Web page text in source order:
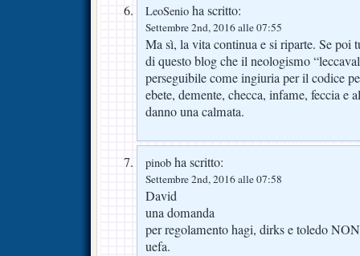
LeoSenio ha scritto:
Settembre 2nd, 2016 alle 07:55
Ma sì, la vita continua e si riparte. Se poi
di questo blog che il neologismo
perseguibile come ingiuria per il codice
ebete, demente, checca, infame, feccia e
danno una calmata.
pinob ha scritto:
Settembre 2nd, 2016 alle 07:58
David
una domanda
per regolamento hagi, dirks e toledo
uefa.